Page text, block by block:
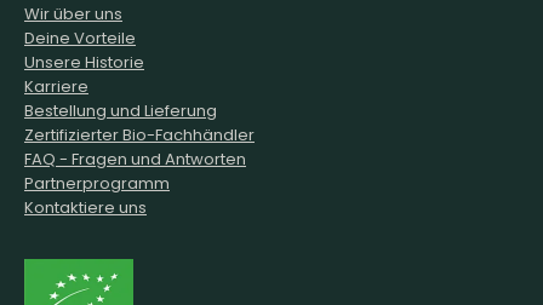
Wir über uns
Deine Vorteile
Unsere Historie
Karriere
Bestellung und Lieferung
Zertifizierter Bio-Fachhändler
FAQ - Fragen und Antworten
Partnerprogramm
Kontaktiere uns